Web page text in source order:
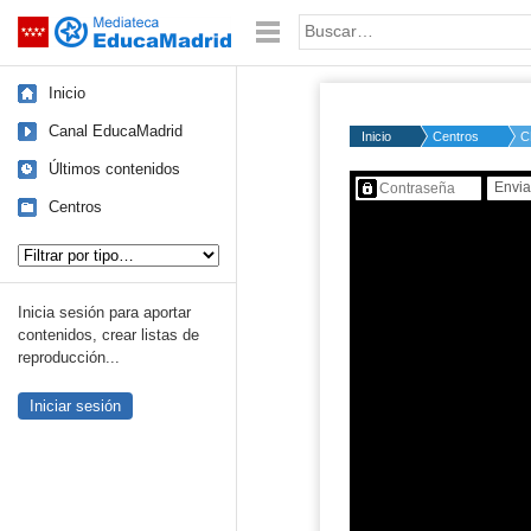
Saltar navegación Palabra o frase:
Inicio
Canal EducaMadrid
Últimos contenidos
Centros
Inicia sesión para aportar
contenidos, crear listas de
reproducción...
Iniciar sesión
Inicio Centros
Contenido protegido…